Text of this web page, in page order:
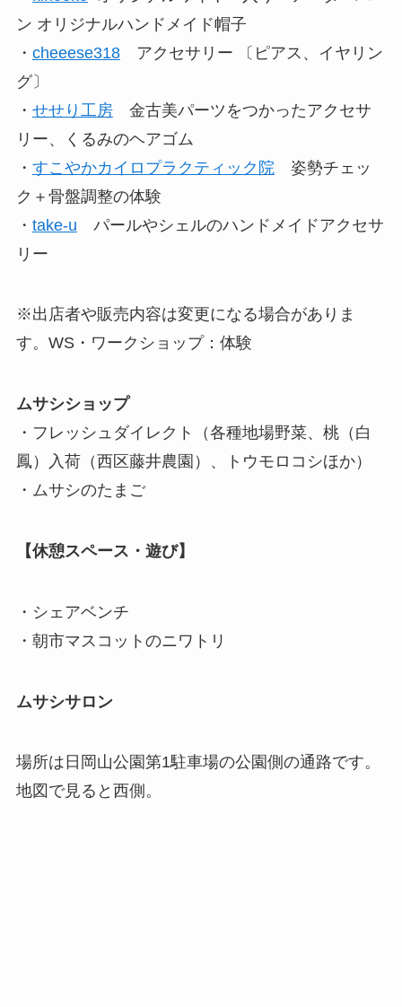
ン オリジナルハンドメイド帽子
・ cheeese318アクセサリー 〔ピアス、イヤリン
グ〕
・ せせり工房金古美パーツをつかったアクセサ
リー、くるみのヘアゴム
・ すこやかカイロプラクティック院姿勢チェッ
ク＋骨盤調整の体験
・ take-u パールやシェルのハンドメイドアクセサ
リー
※出店者や販売内容は変更になる場合がありま
す。WS・ワークショップ：体験
ムサシショップ
・フレッシュダイレクト（各種地場野菜、桃（白
鳳）入荷（西区藤井農園）、トウモロコシほか）
・ムサシのたまご
【休憩スペース・遊び】
・シェアベンチ
・朝市マスコットのニワトリ
ムサシサロン
場所は日岡山公園第1駐車場の公園側の通路です。
地図で見ると西側。